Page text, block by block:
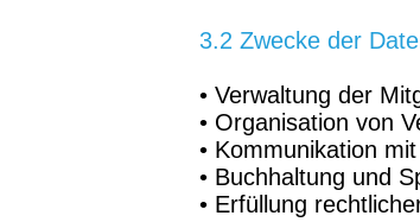
3.2 Zwecke der
• Verwaltung der
• Organisation von
• Kommunikation
• Buchhaltung und
• Erfüllung